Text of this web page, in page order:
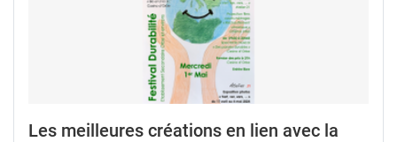
Les meilleures créations en lien avec la